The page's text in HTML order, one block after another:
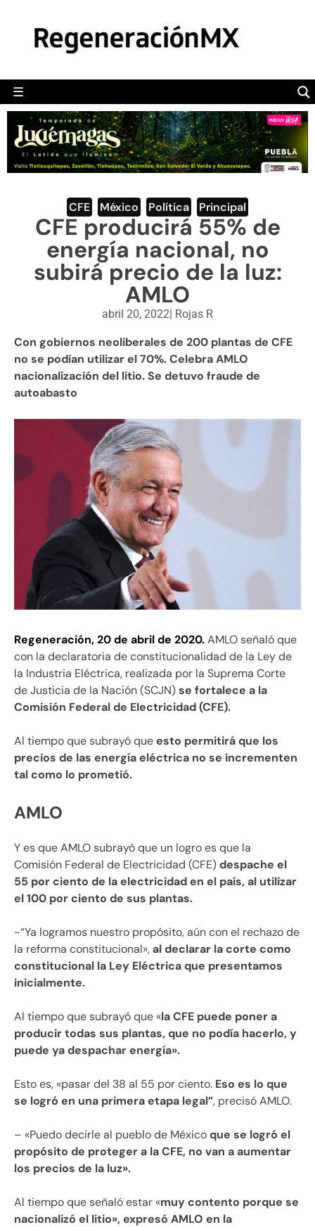
☰
POLÍTICA
CAMALEÓN
OPINIÓN
DEPORTES
ENGLISH SECTION
VIDEOS
CFE México Política Principal
CFE producirá 55% de
energía nacional, no
subirá precio de la luz:
AMLO
abril 20, 2022| Rojas R
Con gobiernos neoliberales de 200 plantas de CFE
no se podían utilizar el 70%. Celebra AMLO
nacionalización del litio. Se detuvo fraude de
autoabasto
Regeneración, 20 de abril de 2020.AMLO señaló que
con la declaratoria de constitucionalidad de la Ley de
la Industria Eléctrica, realizada por la Suprema Corte
de Justicia de la Nación (SCJN)se fortalece a la
Comisión Federal de Electricidad (CFE).
Al tiempo que subrayó queesto permitirá que los
precios de las energía eléctrica no se incrementen
tal como lo prometió.
AMLO
Y es que AMLO subrayó que un logro es que la
Comisión Federal de Electricidad (CFE)despache el
55 por ciento de la electricidad en el país, al utilizar
el 100 por ciento de sus plantas.
-“Ya logramos nuestro propósito, aún con el rechazo de
la reforma constitucional»,al declarar la corte como
constitucional la Ley Eléctrica que presentamos
inicialmente.
Al tiempo que subrayó que «la CFE puede poner a
producir todas sus plantas, que no podía hacerlo, y
puede ya despachar energía».
Esto es, «pasar del 38 al 55 por ciento. Eso es lo que
se logró en una primera etapa legal”, precisó AMLO.
– «Puedo decirle al pueblo de Méxicoque se logró el
propósito de proteger a la CFE, no van a aumentar
los precios de la luz».
Al tiempo que señaló estar «muy contento porque se
nacionalizó el litio», expresó AMLO en la